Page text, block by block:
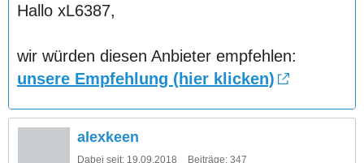
Hallo xL6387,
wir würden diesen Anbieter empfehlen:
unsere Empfehlung (hier klicken)
alexkeen
Dabei seit: 19.09.2018 Beiträge: 347